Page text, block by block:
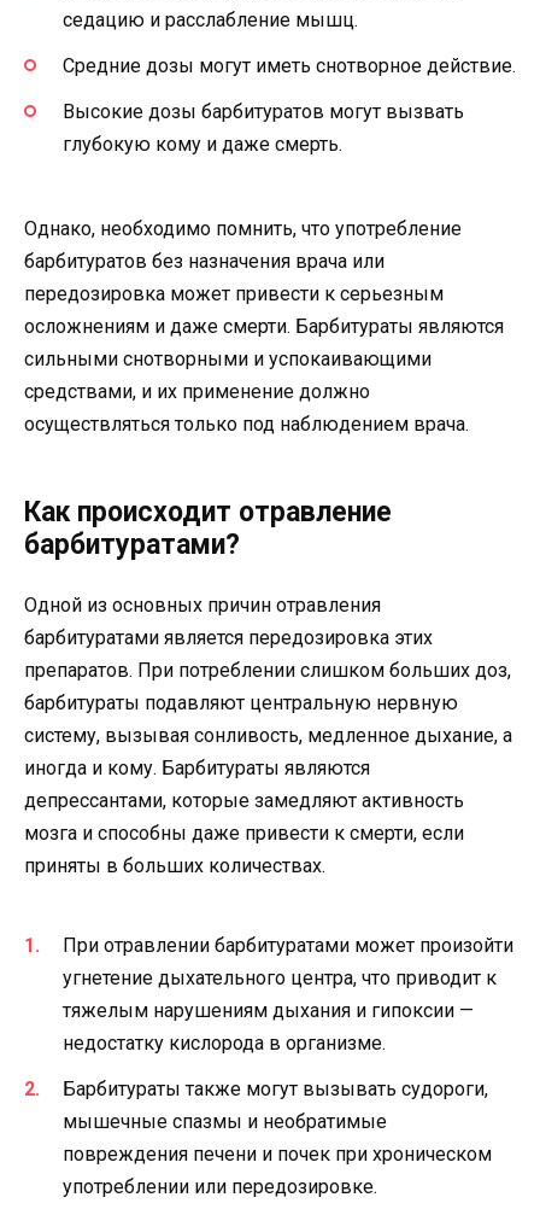
седацию и расслабление мышц.
Средние дозы могут иметь снотворное действие.
Высокие дозы барбитуратов могут вызвать
глубокую кому и даже смерть.
Однако, необходимо помнить, что употребление
барбитуратов без назначения врача или
передозировка может привести к серьезным
осложнениям и даже смерти. Барбитураты являются
сильными снотворными и успокаивающими
средствами, и их применение должно
осуществляться только под наблюдением врача.
Как происходит отравление
барбитуратами?
Одной из основных причин отравления
барбитуратами является передозировка этих
препаратов. При потреблении слишком больших доз,
барбитураты подавляют центральную нервную
систему, вызывая сонливость, медленное дыхание, а
иногда и кому. Барбитураты являются
депрессантами, которые замедляют активность
мозга и способны даже привести к смерти, если
приняты в больших количествах.
При отравлении барбитуратами может произойти
угнетение дыхательного центра, что приводит к
тяжелым нарушениям дыхания и гипоксии —
недостатку кислорода в организме.
Барбитураты также могут вызывать судороги,
мышечные спазмы и необратимые
повреждения печени и почек при хроническом
употреблении или передозировке.